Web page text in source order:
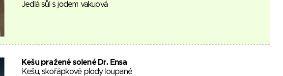
Jedlá sůl s jodem vakuová
Kešu pražené solené Dr. Ensa
Kešu, skořápkové plody loupané